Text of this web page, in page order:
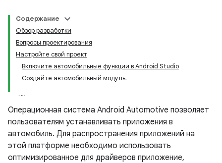
Содержание
Обзор разработки
Вопросы проектирования
Настройте свой проект
Включите автомобильные функции в Android Studio
Создайте автомобильный модуль.
Операционная система Android Automotive позволяет
пользователям устанавливать приложения в
автомобиль. Для распространения приложений на
этой платформе необходимо использовать
оптимизированное для драйверов приложение,